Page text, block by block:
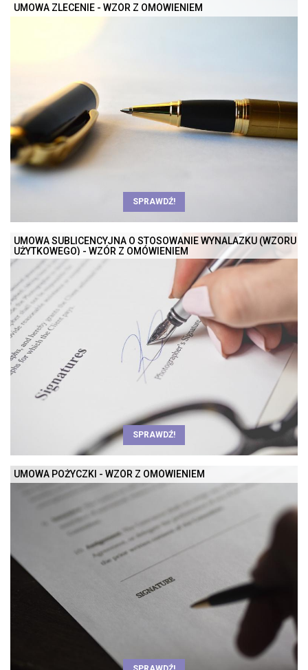
UMOWA ZLECENIE - WZÓR Z OMÓWIENIEM
SPRAWDŹ!
UMOWA SUBLICENCYJNA O STOSOWANIE WYNALAZKU (WZORU
UŻYTKOWEGO) - WZÓR Z OMÓWIENIEM
SPRAWDŹ!
UMOWA POŻYCZKI - WZÓR Z OMÓWIENIEM